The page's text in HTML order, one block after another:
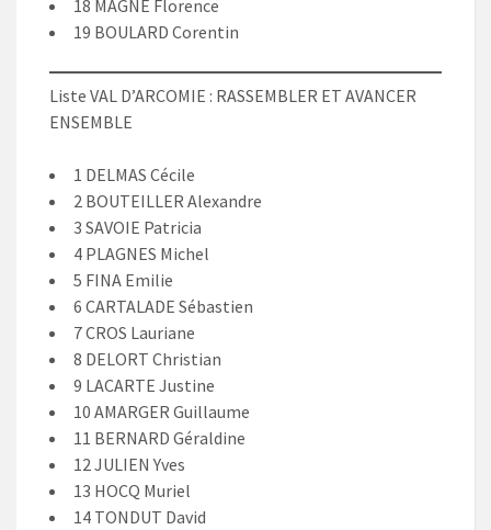
18 MAGNE Florence
19 BOULARD Corentin
Liste VAL D’ARCOMIE : RASSEMBLER ET AVANCER
ENSEMBLE
1 DELMAS Cécile
2 BOUTEILLER Alexandre
3 SAVOIE Patricia
4 PLAGNES Michel
5 FINA Emilie
6 CARTALADE Sébastien
7 CROS Lauriane
8 DELORT Christian
9 LACARTE Justine
10 AMARGER Guillaume
11 BERNARD Géraldine
12 JULIEN Yves
13 HOCQ Muriel
14 TONDUT David